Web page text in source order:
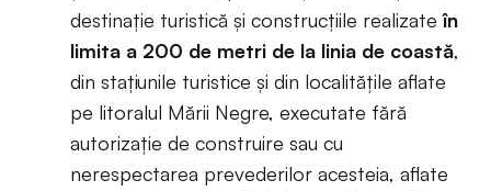
destinaţie turistică şi construcţiile realizate în
limita a 200 de metri de la linia de coastă,
din staţiunile turistice şi din localităţile aflate
pe litoralul Mării Negre, executate fără
autorizaţie de construire sau cu
nerespectarea prevederilor acesteia, aflate